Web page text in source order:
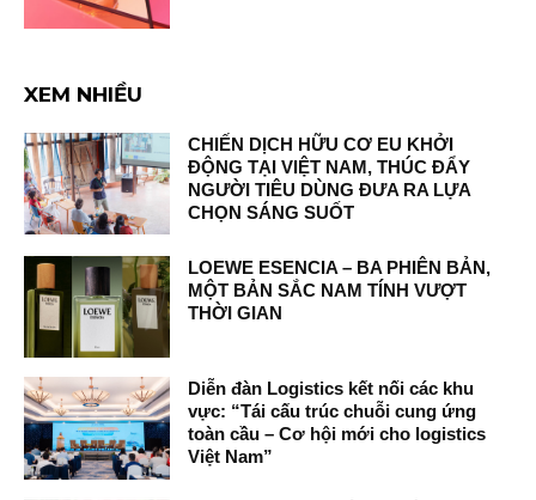
XEM NHIỀU
CHIẾN DỊCH HỮU CƠ EU KHỞI
ĐỘNG TẠI VIỆT NAM, THÚC ĐẨY
NGƯỜI TIÊU DÙNG ĐƯA RA LỰA
CHỌN SÁNG SUỐT
LOEWE ESENCIA – BA PHIÊN BẢN,
MỘT BẢN SẮC NAM TÍNH VƯỢT
THỜI GIAN
Diễn đàn Logistics kết nối các khu
vực: “Tái cấu trúc chuỗi cung ứng
toàn cầu – Cơ hội mới cho logistics
Việt Nam”